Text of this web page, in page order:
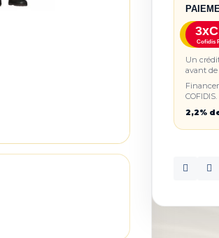
Cofidis
Un
avant de
COFIDIS.
2,2%